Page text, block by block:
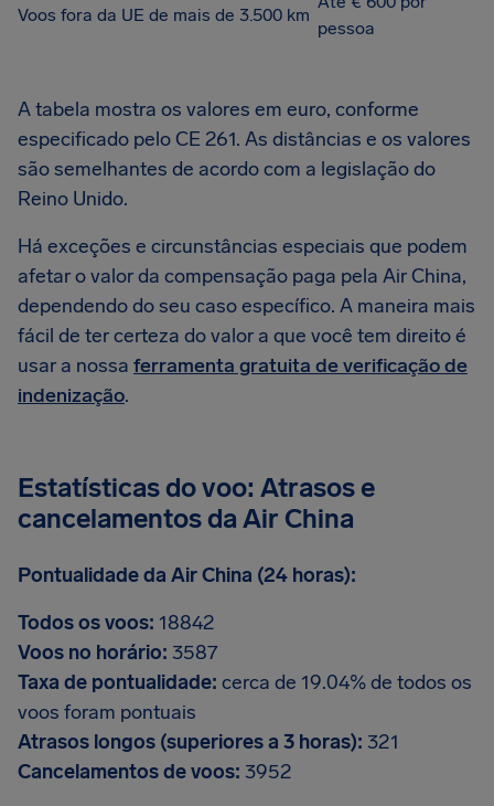
Voos fora da UE de mais de 3.500 km
pessoa
A tabela mostra os valores em euro, conforme
especificado pelo CE 261. As distâncias e os valores
são semelhantes de acordo com a legislação do
Reino Unido.
Há exceções e circunstâncias especiais que podem
afetar o valor da compensação paga pela Air China,
dependendo do seu caso específico. A maneira mais
fácil de ter certeza do valor a que você tem direito é
usar a nossa ferramenta gratuita de verificação de
indenização.
Estatísticas do voo: Atrasos e
cancelamentos da Air China
Pontualidade da Air China (24 horas):
Todos os voos: 18842
Voos no horário: 3587
Taxa de pontualidade: cerca de 19.04% de todos os
voos foram pontuais
Atrasos longos (superiores a 3 horas): 321
Cancelamentos de voos: 3952